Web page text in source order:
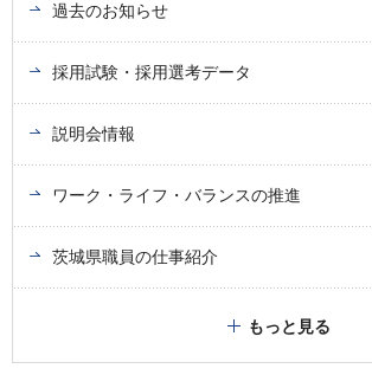
過去のお知らせ
採用試験・採用選考データ
説明会情報
ワーク・ライフ・バランスの推進
茨城県職員の仕事紹介
もっと見る